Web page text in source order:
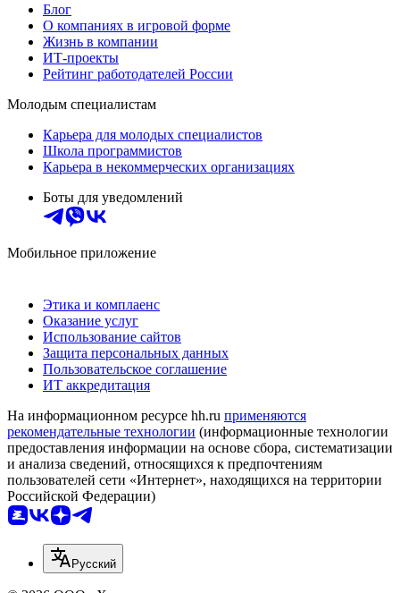
Блог
О компаниях в игровой форме
Жизнь в компании
ИТ-проекты
Рейтинг работодателей России
Молодым специалистам
Карьера для молодых специалистов
Школа программистов
Карьера в некоммерческих организациях
Боты для уведомлений
Мобильное приложение
Этика и комплаенс
Оказание услуг
Использование сайтов
Защита персональных данных
Пользовательское соглашение
ИТ аккредитация
На информационном ресурсе hh.ru применяются
рекомендательные технологии (информационные технологии
предоставления информации на основе сбора, систематизации
и анализа сведений, относящихся к предпочтениям
пользователей сети «Интернет», находящихся на территории
Российской Федерации)
Русский